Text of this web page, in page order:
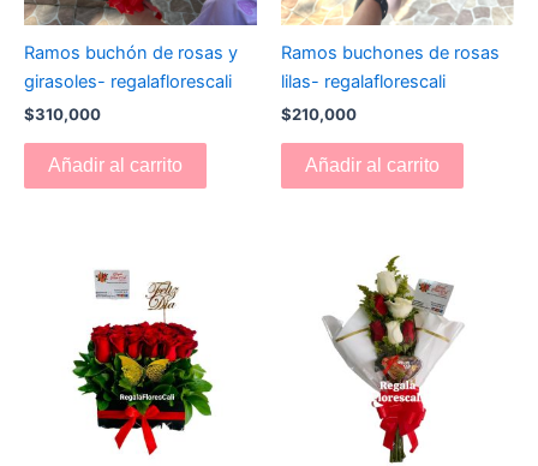
Ramos buchón de rosas y
girasoles- regalaflorescali
$310,000
Añadir al carrito
Ramos buchones de rosas
lilas- regalaflorescali
$210,000
Añadir al carrito